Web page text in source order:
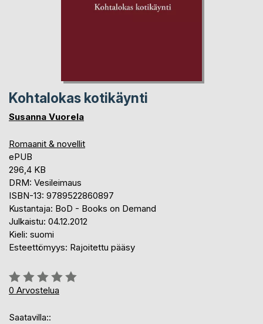
Kohtalokas kotikäynti
Susanna Vuorela
Romaanit & novellit
ePUB
296,4 KB
DRM: Vesileimaus
ISBN-13: 9789522860897
Kustantaja: BoD - Books on Demand
Julkaistu: 04.12.2012
Kieli: suomi
Esteettömyys: Rajoitettu pääsy
Arvostelu::
0%
0 Arvostelua
Saatavilla::